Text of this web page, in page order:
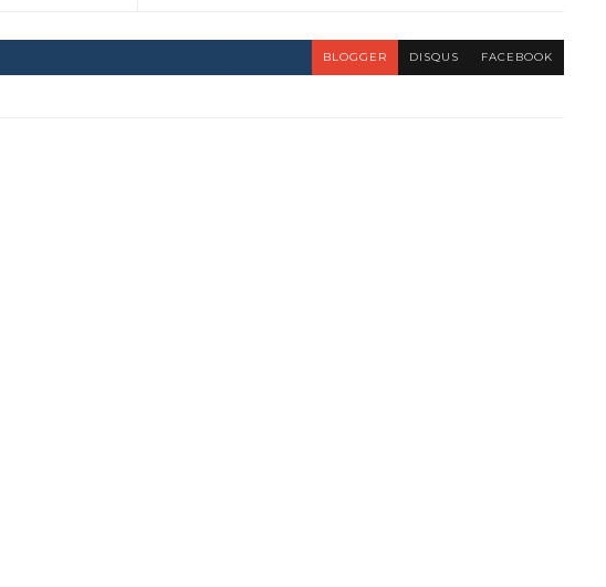
BLOGGER DISQUS FACEBOOK